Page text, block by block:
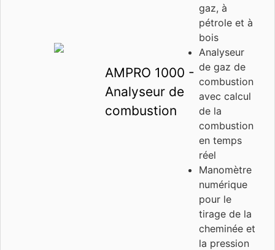
AMPRO 1000 -
Analyseur de
combustion
gaz, à
pétrole et à
bois
Analyseur
de gaz de
combustion
avec calcul
de la
combustion
en temps
réel
Manomètre
numérique
pour le
tirage de la
cheminée et
la pression